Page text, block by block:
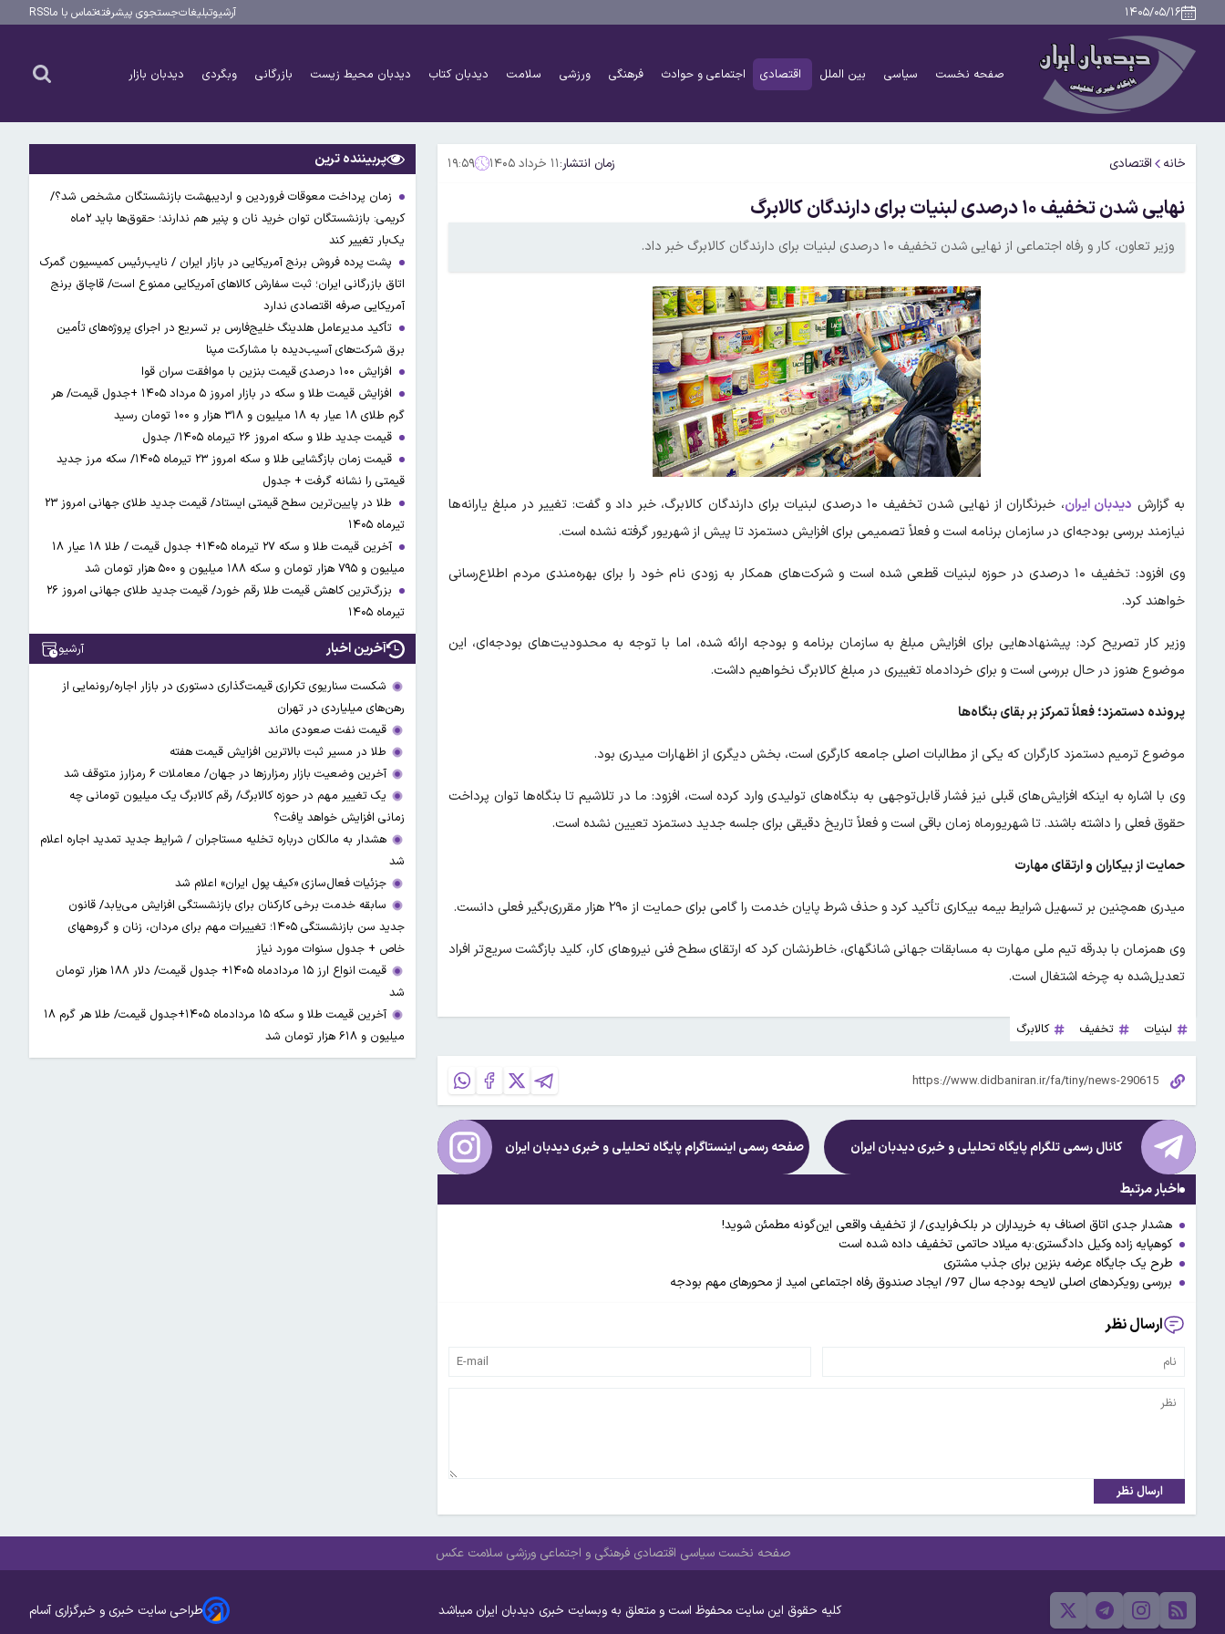
۱۴۰۵/۰۵/۱۶ آرشیوتبلیغاتجستجوی پیشرفتهتماس با ماRSS
صفحه نخست سیاسی بین الملل اقتصادی اجتماعی و حوادث فرهنگی ورزشی سلامت دیدبان کتاب دیدبان محیط زیست بازرگانی وبگردی دیدبان بازار
خانه اقتصادی زمان انتشار:۱۱ خرداد ۱۴۰۵ ۱۹:۵۹
نهایی شدن تخفیف ۱۰ درصدی لبنیات برای دارندگان کالابرگ
وزیر تعاون، کار و رفاه اجتماعی از نهایی شدن تخفیف ۱۰ درصدی لبنیات برای دارندگان کالابرگ خبر داد.
به گزارش دیدبان ایران،
خبرنگاران از نهایی شدن تخفیف ۱۰ درصدی لبنیات برای دارندگان کالابرگ، خبر داد و گفت: تغییر در مبلغ یارانه‌ها
نیازمند بررسی بودجه‌ای در سازمان برنامه است و فعلاً تصمیمی برای افزایش دستمزد تا پیش از شهریور گرفته نشده است.
وی افزود: تخفیف ۱۰ درصدی در حوزه لبنیات قطعی شده است و شرکت‌های همکار به زودی نام خود را برای بهره‌مندی مردم اطلاع‌رسانی
خواهند کرد.
وزیر کار تصریح کرد: پیشنهادهایی برای افزایش مبلغ به سازمان برنامه و بودجه ارائه شده، اما با توجه به محدودیت‌های بودجه‌ای، این
موضوع هنوز در حال بررسی است و برای خردادماه تغییری در مبلغ کالابرگ نخواهیم داشت.
پرونده دستمزد؛ فعلاً تمرکز بر بقای بنگاه‌ها
موضوع ترمیم دستمزد کارگران که یکی از مطالبات اصلی جامعه کارگری است، بخش دیگری از اظهارات میدری بود.
وی با اشاره به اینکه افزایش‌های قبلی نیز فشار قابل‌توجهی به بنگاه‌های تولیدی وارد کرده است، افزود: ما در تلاشیم تا بنگاه‌ها توان پرداخت
حقوق فعلی را داشته باشند. تا شهریورماه زمان باقی است و فعلاً تاریخ دقیقی برای جلسه جدید دستمزد تعیین نشده است.
حمایت از بیکاران و ارتقای مهارت
میدری همچنین بر تسهیل شرایط بیمه بیکاری تأکید کرد و حذف شرط پایان خدمت را گامی برای حمایت از ۲۹۰ هزار مقرری‌بگیر فعلی دانست.
وی همزمان با بدرقه تیم ملی مهارت به مسابقات جهانی شانگهای، خاطرنشان کرد که ارتقای سطح فنی نیروهای کار، کلید بازگشت سریع‌تر افراد
تعدیل‌شده به چرخه اشتغال است.
لبنیات تخفیف کالابرگ
کانال رسمی تلگرام پایگاه تحلیلی و خبریدیدبان ایران صفحه رسمی اینستاگرام پایگاه تحلیلی و خبریدیدبان ایران
اخبار مرتبط
هشدار جدی اتاق اصناف به خریداران در بلک‌فرایدی/ از تخفیف واقعی این‌گونه مطمئن شوید!
کوهپایه‌ زاده وکیل دادگستری:به میلاد حاتمی تخفیف داده شده است
طرح یک جایگاه عرضه بنزین برای جذب مشتری
بررسی رویکردهای اصلی لایحه بودجه سال 97/ ایجاد صندوق رفاه اجتماعی امید از محورهای مهم بودجه
ارسال نظر
ارسال نظر
پربیننده ترین
زمان پرداخت معوقات فروردین و اردیبهشت بازنشستگان مشخص شد؟/
کریمی: بازنشستگان توان خرید نان و پنیر هم ندارند؛ حقوق‌ها باید ۲ماه
یک‌بار تغییر کند
پشت پرده فروش برنج آمریکایی در بازار ایران / نایب‌رئیس کمیسیون گمرک
اتاق بازرگانی ایران؛ ثبت سفارش کالاهای آمریکایی ممنوع است/ قاچاق برنج
آمریکایی صرفه اقتصادی ندارد
تأکید مدیرعامل هلدینگ خلیج‌فارس بر تسریع در اجرای پروژه‌های تأمین
برق شرکت‌های آسیب‌دیده با مشارکت مپنا
افزایش ۱۰۰ درصدی قیمت بنزین با موافقت سران قوا
افزایش قیمت طلا و سکه در بازار امروز ۵ مرداد ۱۴۰۵ +جدول قیمت/ هر
گرم طلای ۱۸ عیار به ۱۸ میلیون و ۳۱۸ هزار و ۱۰۰ تومان رسید
قیمت جدید طلا و سکه امروز ۲۶ تیرماه ۱۴۰۵/ جدول
قیمت زمان بازگشایی طلا و سکه امروز ۲۳ تیرماه ۱۴۰۵/ سکه مرز جدید
قیمتی را نشانه گرفت + جدول
طلا در پایین‌ترین سطح قیمتی ایستاد/ قیمت جدید طلای جهانی امروز ۲۳
تیرماه ۱۴۰۵
آخرین قیمت طلا و سکه ۲۷ تیرماه ۱۴۰۵+ جدول قیمت / طلا ۱۸ عیار ۱۸
میلیون و ۷۹۵ هزار تومان و سکه ۱۸۸ میلیون و ۵۰۰ هزار تومان شد
بزرگ‌ترین کاهش قیمت طلا رقم خورد/ قیمت جدید طلای جهانی امروز ۲۶
تیرماه ۱۴۰۵
آخرین اخبار آرشیو
شکست سناریوی تکراری قیمت‌گذاری دستوری در بازار اجاره/رونمایی از
رهن‌های میلیاردی در تهران
قیمت نفت صعودی ماند
طلا در مسیر ثبت بالاترین افزایش قیمت هفته
آخرین وضعیت بازار رمزارزها در جهان/ معاملات ۶ رمزارز متوقف شد
یک تغییر مهم در حوزه کالابرگ/ رقم کالابرگ یک میلیون تومانی چه
زمانی افزایش خواهد یافت؟
هشدار به مالکان درباره تخلیه مستاجران / شرایط جدید تمدید اجاره اعلام
شد
جزئیات فعال‌سازی «کیف پول ایران» اعلام شد
سابقه خدمت برخی کارکنان برای بازنشستگی افزایش می‌یابد/ قانون
جدید سن بازنشستگی ۱۴۰۵؛ تغییرات مهم برای مردان، زنان و گروههای
خاص + جدول سنوات مورد نیاز
قیمت انواع ارز ۱۵ مردادماه ۱۴۰۵+ جدول قیمت/ دلار ۱۸۸ هزار تومان
شد
آخرین قیمت طلا و سکه ۱۵ مردادماه ۱۴۰۵+جدول قیمت/ طلا هر گرم ۱۸
میلیون و ۶۱۸ هزار تومان شد
صفحه نخست سیاسی اقتصادی فرهنگی و اجتماعی ورزشی سلامت عکس
کلیه حقوق این سایت محفوظ است و متعلق به وبسایت خبری دیدبان ایران میباشد طراحی سایت خبری و خبرگزاری آسام